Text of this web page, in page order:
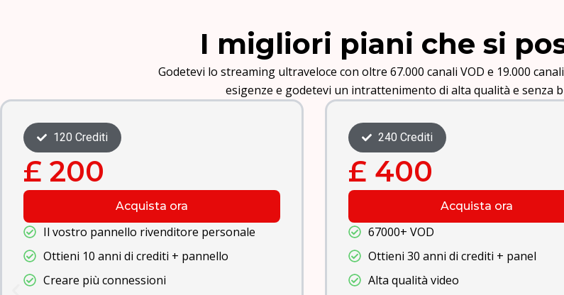
I migliori piani che si
Godetevi lo streaming ultraveloce con oltre 67.000 canali VOD e 19.000
esigenze e godetevi un intrattenimento di alta qualità e senza
240 Crediti
£ 400
Acquista ora
67000+ VOD
Ottieni 30 anni di crediti + panel
Alta qualità video
360 Crediti
£ 550
Acquista ora
67000+ VOD
Ottieni 50 anni di crediti + tavola
Alta qualità video